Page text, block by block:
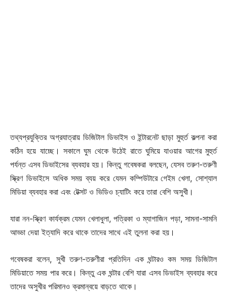
তথ্যপ্রযুক্তির অগ্রযাত্রায় ডিজিটাল ডিভাইস ও ইন্টারনেট ছাড়া মুহুর্ত কল্পনা করা
কঠিন হয়ে যাচ্ছে। সকালে ঘুম থেকে উঠেই রাতে ঘুমিয়ে যাওয়ার আগের মুহুর্ত
পর্যন্ত এসব ডিভাইসের ব্যবহার হয়। কিন্তু গবেষকরা বলছেন, যেসব তরুণ-তরুণী
স্ক্রিণ ডিভাইসে অধিক সময় ব্যয় করে যেমন কম্পিউটারে গেইম খেলা, সোশ্যাল
মিডিয়া ব্যবহার করা এবং টেক্সট ও ভিডিও চ্যাটিং করে তারা বেশি অসুখী।
যারা নন-স্ক্রিণ কার্যক্রম যেমন খেলাধুলা, পত্রিকা ও ম্যাগাজিন পড়া, সামনা-সামনি
আড্ডা দেয়া ইত্যাদি করে থাকে তাদের সাথে এই তুলনা করা হয়।
গবেষকরা বলেন, সুখী তরুণ-তরুণীরা প্রতিদিন এক ঘন্টারও কম সময় ডিজিটাল
মিডিয়াতে সময় পার করে। কিন্তু এক ঘন্টার বেশি যারা এসব ডিভাইস ব্যবহার করে
তাদের অসুখীর পরিমানও ক্রমান্বয়ে বাড়তে থাকে।